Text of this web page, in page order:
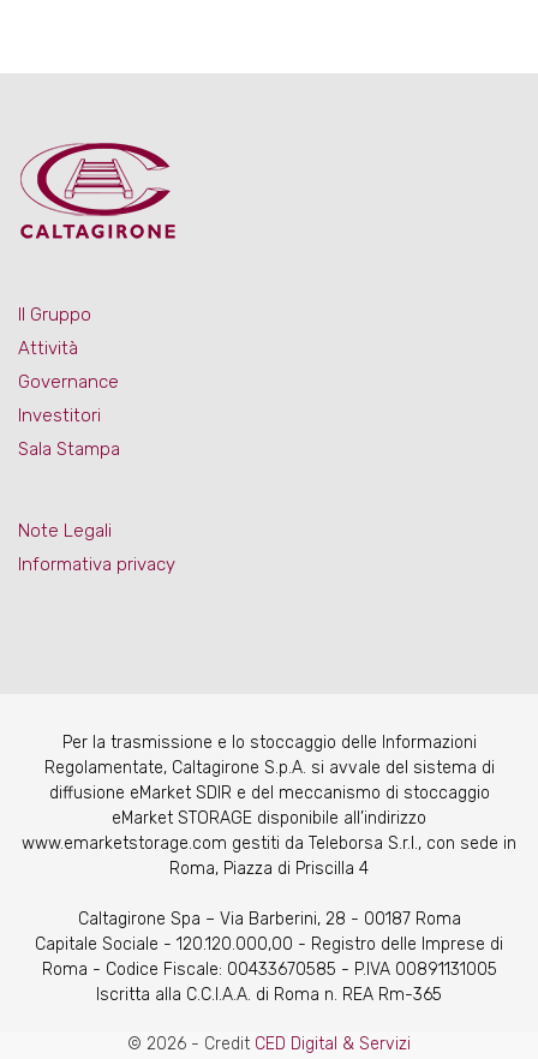
Il Gruppo
Attività
Governance
Investitori
Sala Stampa
Note Legali
Informativa privacy
Per la trasmissione e lo stoccaggio delle Informazioni
Regolamentate, Caltagirone S.p.A. si avvale del sistema di
diffusione eMarket SDIR e del meccanismo di stoccaggio
eMarket STORAGE disponibile all’indirizzo
www.emarketstorage.com gestiti da Teleborsa S.r.l., con sede in
Roma, Piazza di Priscilla 4
Caltagirone Spa – Via Barberini, 28 - 00187 Roma
Capitale Sociale - 120.120.000,00 - Registro delle Imprese di
Roma - Codice Fiscale: 00433670585 - P.IVA 00891131005
Iscritta alla C.C.I.A.A. di Roma n. REA Rm-365
© 2026 - Credit CED Digital & Servizi